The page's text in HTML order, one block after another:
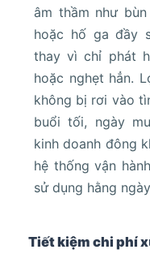
âm thầm như
hoặc hố ga đầy
thay vì chỉ phát
hoặc nghẹt hẳn.
không bị rơi vào
buổi tối, ngày
kinh doanh đông
hệ thống vận
sử dụng hằng
Tiết kiệm chi phí